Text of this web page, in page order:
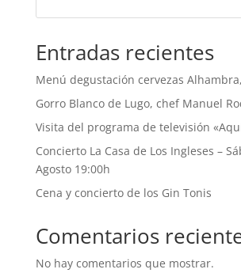
Entradas recientes
Menú degustación cervezas
Gorro Blanco de Lugo, chef Manuel
Visita del programa de televisión
Concierto La Casa de Los Ingleses –
Agosto 19:00h
Cena y concierto de los Gin Tonis
Comentarios
No hay comentarios que mostrar.